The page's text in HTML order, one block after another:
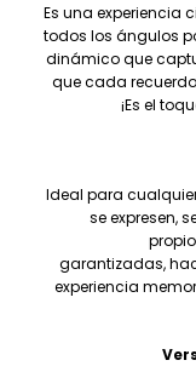
Es una experiencia
todos los ángulos
dinámico que
que cada
¡Es el
Ideal para
se expresen,
garantizadas,
experiencia